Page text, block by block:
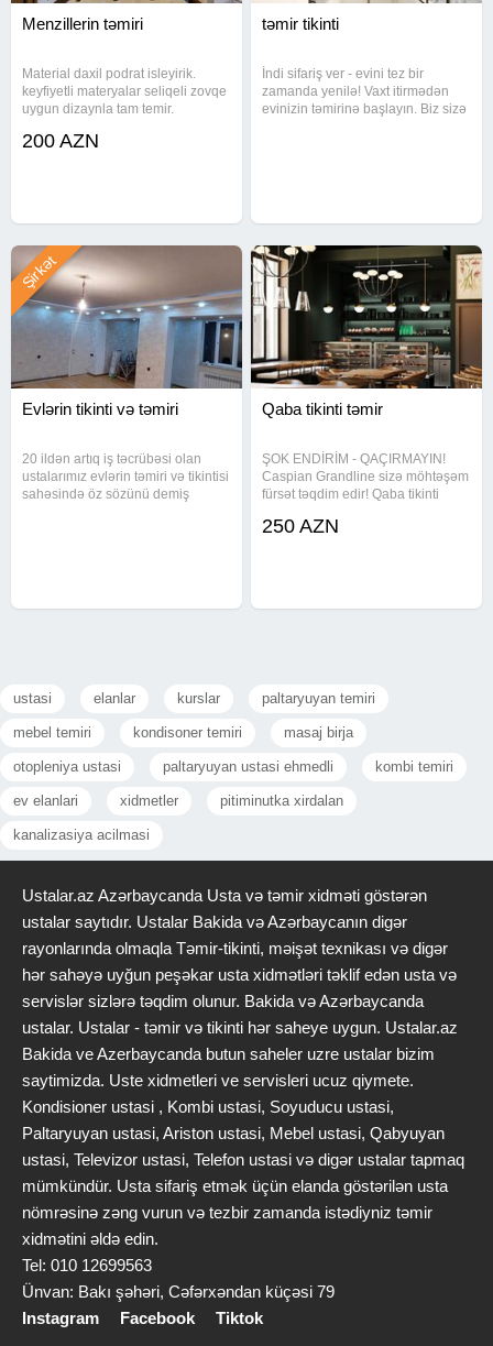
Menzillerin təmiri
Material daxil podrat isleyirik.
keyfiyetli materyalar seliqeli zovqe
uygun dizaynla tam temir.
menzil ve ofislerin sifirdan temirin
200 AZN
təmir tikinti
İndi sifariş ver - evini tez bir
zamanda yenilə! Vaxt itirmədən
evinizin təmirinə başlayın. Biz sizə
Evlərin tikinti və təmiri
20 ildən artıq iş təcrübəsi olan
ustalarımız evlərin təmiri və tikintisi
sahəsində öz sözünü demiş
Şirkət
Qaba tikinti təmir
ŞOK ENDİRİM - QAÇIRMAYIN!
Caspian Grandline sizə möhtəşəm
fürsət təqdim edir! Qaba tikinti
ŞOK qiymətlə! Bazardakı
250 AZN
ustasi elanlar kurslar paltaryuyan temiri
mebel temiri kondisoner temiri masaj birja
otopleniya ustasi paltaryuyan ustasi ehmedli kombi temiri
ev elanlari xidmetler pitiminutka xirdalan
kanalizasiya acilmasi
Ustalar.az Azərbaycanda Usta və təmir xidməti göstərən
ustalar saytıdır. Ustalar Bakida və Azərbaycanın digər
rayonlarında olmaqla Təmir-tikinti, məişət texnikası və digər
hər sahəyə uyğun peşəkar usta xidmətləri təklif edən usta və
servislər sizlərə təqdim olunur. Bakida və Azərbaycanda
ustalar. Ustalar - təmir və tikinti hər saheye uygun. Ustalar.az
Bakida ve Azerbaycanda butun saheler uzre ustalar bizim
saytimizda. Uste xidmetleri ve servisleri ucuz qiymete.
Kondisioner ustasi , Kombi ustasi, Soyuducu ustasi,
Paltaryuyan ustasi, Ariston ustasi, Mebel ustasi, Qabyuyan
ustasi, Televizor ustasi, Telefon ustasi və digər ustalar tapmaq
mümkündür. Usta sifariş etmək üçün elanda göstərilən usta
nömrəsinə zəng vurun və tezbir zamanda istədiyniz təmir
xidmətini əldə edin.
Tel: 010 12699563
Ünvan: Bakı şəhəri, Cəfərxəndan küçəsi 79
Instagram
Facebook Tiktok